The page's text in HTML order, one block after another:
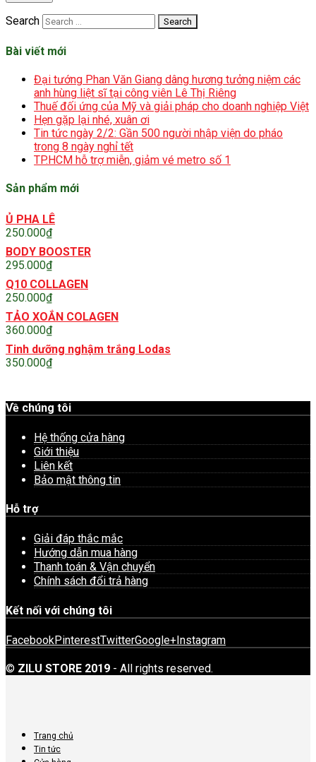
Search
Bài viết mới
Đại tướng Phan Văn Giang dâng hương tưởng niệm các
anh hùng liệt sĩ tại công viên Lê Thị Riêng
Thuế đối ứng của Mỹ và giải pháp cho doanh nghiệp Việt
Hẹn gặp lại nhé, xuân ơi
Tin tức ngày 2/2: Gần 500 người nhập viện do pháo
trong 8 ngày nghỉ tết
TP.HCM hỗ trợ miễn, giảm vé metro số 1
Sản phẩm mới
Ủ PHA LÊ
250.000₫
BODY BOOSTER
295.000₫
Q10 COLLAGEN
250.000₫
TẢO XOẮN COLAGEN
360.000₫
Tinh dưỡng nghậm trắng Lodas
350.000₫
Về chúng tôi
Hệ thống cửa hàng
Giới thiệu
Liên kết
Bảo mật thông tin
Hỗ trợ
Giải đáp thắc mắc
Hướng dẫn mua hàng
Thanh toán & Vận chuyển
Chính sách đổi trả hàng
Kết nối với chúng tôi
FacebookPinterestTwitterGoogle+Instagram
© ZILU STORE 2019 - All rights reserved.
Trang chủ
Tin tức